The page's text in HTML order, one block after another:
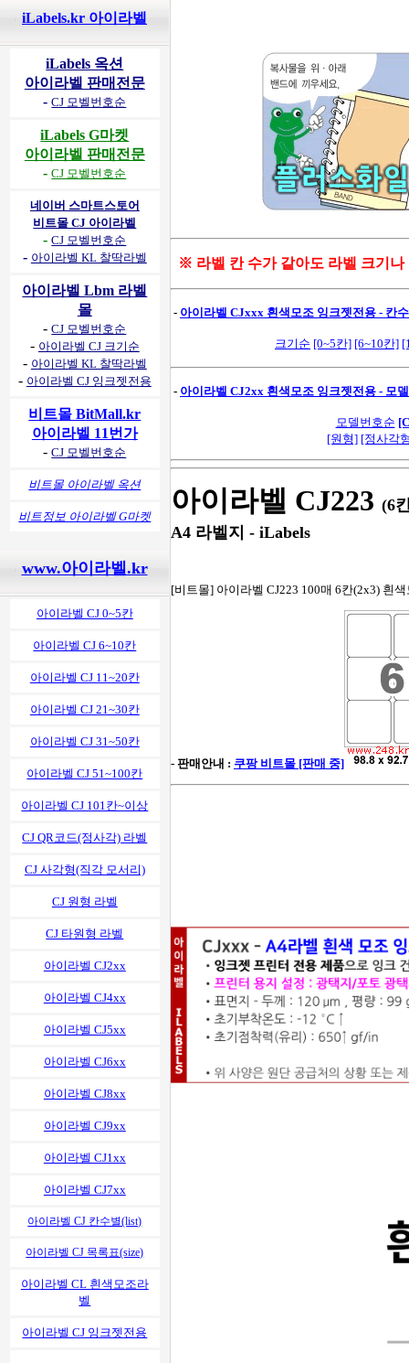
iLabels.kr 아이라벨
iLabels 옥션
아이라벨 판매전문
-CJ 모벨번호순
iLabels G마켓
아이라벨 판매전문
-CJ 모벨번호순
네이버 스마트스토어
비트몰 CJ 아이라벨
-CJ 모벨번호순
- 아이라벨 KL 찰딱라벨
아이라벨 Lbm 라벨
몰
-CJ 모벨번호순
- 아이라벨 CJ 크기순
- 아이라벨 KL 찰딱라벨
- 아이라벨 CJ 잉크젯전용
비트몰 BitMall.kr
아이라벨 11번가
-CJ 모벨번호순
비트몰 아이라벨 옥션
비트정보 아이라벨 G마켓
www.아이라벨.kr
아이라벨 CJ 0~5칸
아이라벨 CJ 6~10칸
아이라벨 CJ 11~20칸
아이라벨 CJ 21~30칸
아이라벨 CJ 31~50칸
아이라벨 CJ 51~100칸
아이라벨 CJ 101칸~이상
CJ QR코드(정사각) 라벨
CJ 사각형(직각 모서리)
CJ 원형 라벨
CJ 타원형 라벨
아이라벨 CJ2xx
아이라벨 CJ4xx
아이라벨 CJ5xx
아이라벨 CJ6xx
아이라벨 CJ8xx
아이라벨 CJ9xx
아이라벨 CJ1xx
아이라벨 CJ7xx
아이라벨 CJ 칸수별(list)
아이라벨 CJ 목록표(size)
아이라벨 CL 흰색모조라
벨
아이라벨 CJ 잉크젯전용
※ 라벨 칸 수가 같아도 라벨 크기나
- 아이라벨 CJxxx 흰색모조 잉크젯전용 - 칸
크기순 [0~5칸] [6~10칸]
- 아이라벨 CJ2xx 흰색모조 잉크젯전용 - 모
모델번호순
[원형] [정사각
아이라벨 CJ223 (6
A4 라벨지 - iLabels
[비트몰] 아이라벨 CJ223 100매 6칸(2x3) 흰
- 판매안내 : 쿠팡 비트몰 [판매 중]